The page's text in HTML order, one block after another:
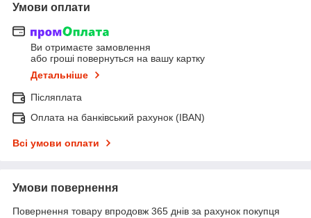
Умови оплати
Ви отримаєте замовлення
або гроші повернуться на вашу картку
Детальніше
Післяплата
Оплата на банківський рахунок (IBAN)
Всі умови оплати
Умови повернення
Повернення товару впродовж 365 днів за рахунок покупця